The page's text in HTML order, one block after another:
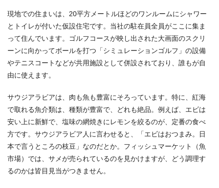
現地での住まいは、20平方メートルほどのワンルームにシャワー
とトイレが付いた仮設住宅です。当社の駐在員全員がここに集ま
って住んでいます。ゴルフコースが映し出された大画面のスクリ
ーンに向かってボールを打つ「シミュレーションゴルフ」の設備
やテニスコートなどが共用施設として併設されており、誰もが自
由に使えます。
サウジアラビアは、肉も魚も豊富にそろっています。特に、紅海
で取れる魚介類は、種類が豊富で、どれも絶品。例えば、エビは
安い上に新鮮で、塩味の網焼きにレモンを絞るのが、定番の食べ
方です。サウジアラビア人に言わせると、「エビはおつまみ。日
本で言うところの枝豆」なのだとか。フィッシュマーケット（魚
市場）では、サメが売られているのを見かけますが、どう調理す
るのかは皆目見当がつきません。